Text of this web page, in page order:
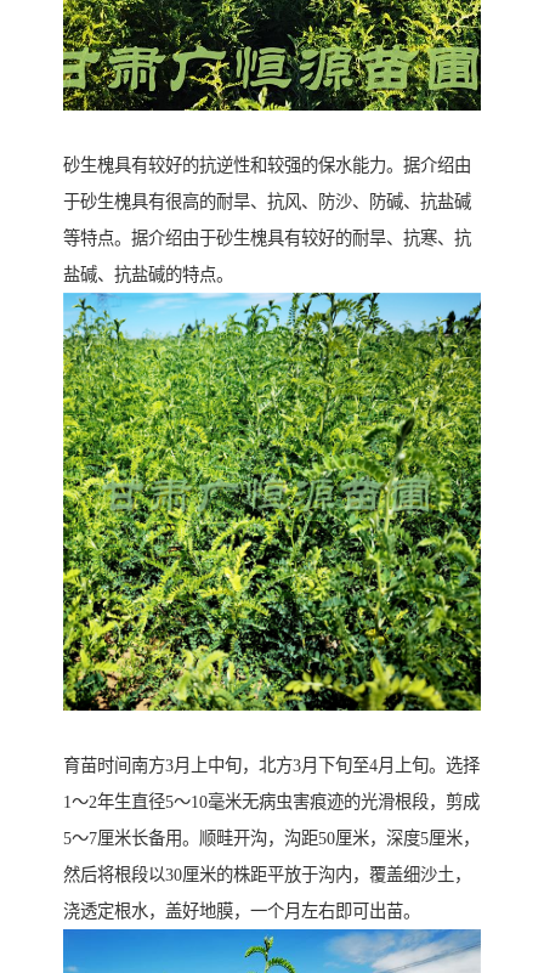
砂生槐具有较好的抗逆性和较强的保水能力。据介绍由
于砂生槐具有很高的耐旱、抗风、防沙、防碱、抗盐碱
等特点。据介绍由于砂生槐具有较好的耐旱、抗寒、抗
盐碱、抗盐碱的特点。
育苗时间南方3月上中旬，北方3月下旬至4月上旬。选择
1～2年生直径5～10毫米无病虫害痕迹的光滑根段，剪成
5～7厘米长备用。顺畦开沟，沟距50厘米，深度5厘米，
然后将根段以30厘米的株距平放于沟内，覆盖细沙土，
浇透定根水，盖好地膜，一个月左右即可出苗。